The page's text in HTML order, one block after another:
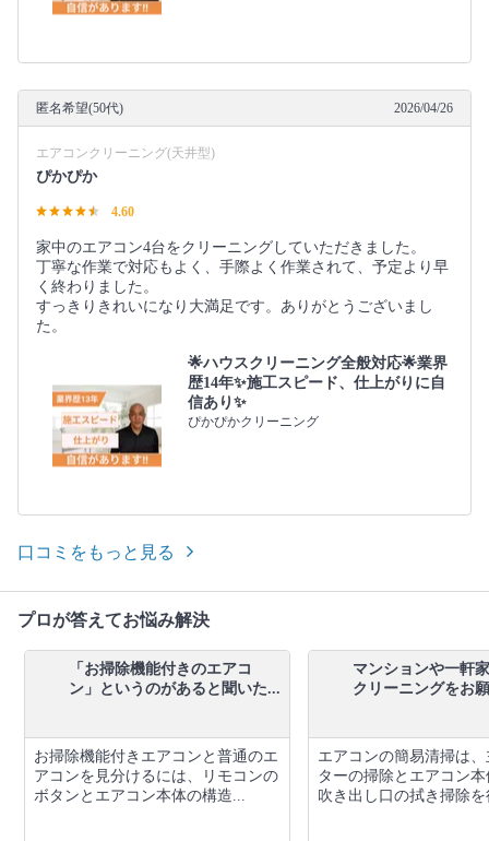
匿名希望(50代) 2026/04/26
エアコンクリーニング(天井型)
ぴかぴか
4.60
家中のエアコン4台をクリーニングしていただきました。
丁寧な作業で対応もよく、手際よく作業されて、予定より早
く終わりました。
すっきりきれいになり大満足です。ありがとうございまし
た。
🌟ハウスクリーニング全般対応🌟業界
歴14年✨施工スピード、仕上がりに自
信あり✨
ぴかぴかクリーニング
口コミをもっと見る
プロが答えてお悩み解決
「お掃除機能付きのエアコ
ン」というのがあると聞いた...
お掃除機能付きエアコンと普通のエ
アコンを見分けるには、リモコンの
ボタンとエアコン本体の構造...
マンションや一軒
クリーニングをお
エアコンの簡易清掃は
ターの掃除とエアコン
吹き出し口の拭き掃除